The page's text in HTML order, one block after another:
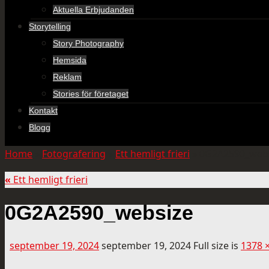
Aktuella Erbjudanden
Storytelling
Story Photography
Hemsida
Reklam
Stories för företaget
Kontakt
Blogg
Home Fotografering Ett hemligt frieri
« Ett hemligt frieri
0G2A2590_websize
september 19, 2024september 19, 2024 Full size is 1378